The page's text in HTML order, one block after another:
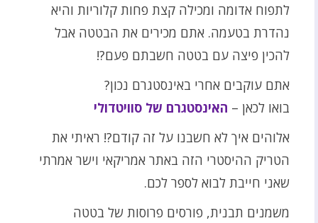
לתפוח אדומה ומכילה קצת פחות קלוריות והיא
נהדרת בטעמה. אתם מכירים את הבטטה אבל
להכין פיצה עם בטטה חשבתם פעם?!
אתם עוקבים אחרי באינסטגרם נכון?
בואו לכאן – האינסטגרם של סוויטדולי
אלוהים איך לא חשבנו על זה קודם?! ראיתי את
הטריק ההיסטרי הזה באתר אמריקאי וישר אמרתי
שאני חייבת לבוא לספר לכם.
משמנים תבנית, פורסים פרוסות של בטטה